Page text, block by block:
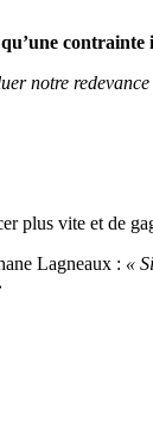
contrainte
notre
plus vite et de
Lagneaux : «